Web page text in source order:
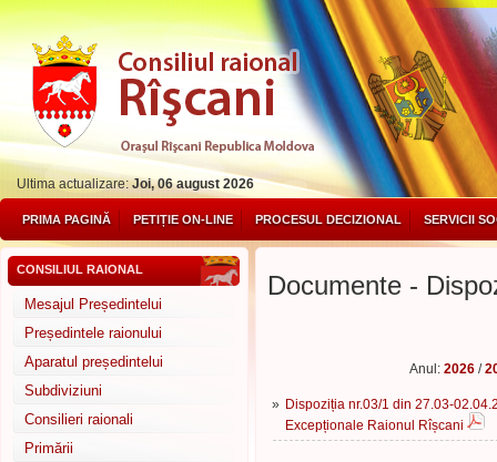
Ultima actualizare:Joi, 06 august 2026
PRIMA PAGINĂ PETIȚIE ON-LINE PROCESUL DECIZIONAL SERVICII
CONSILIUL RAIONAL
Mesajul Președintelui
Președintele raionului
Aparatul președintelui
Subdiviziuni
Consilieri raionali
Primării
Documente -
Anul: 2026 /
» Dispoziția nr.03/1 din 27.03-
Excepționale Raionul Rîșcani